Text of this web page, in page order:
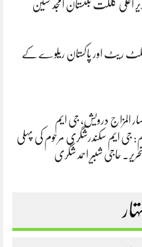
اعلیٰ گلگت بلتستان امجد حسین
ریٹ اور پاکستان ریلوے کے
المزاج درویش، جی ایم
جی ایم سکندرشگری مرحوم کی پہلی
حاجی شبیر احمد شگری